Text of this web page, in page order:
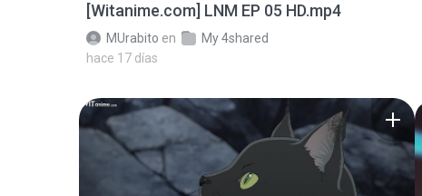
[Witanime.com] LNM EP 05 HD.mp4
MUrabito en
My 4shared
hace 17 días